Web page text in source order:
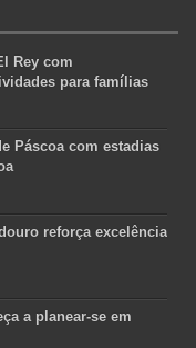
Rey com
para famílias
Páscoa com estadias
reforça excelência
a planear-se em